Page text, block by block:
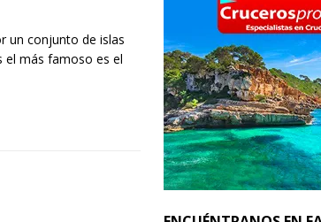
un conjunto de islas
el más famoso es el